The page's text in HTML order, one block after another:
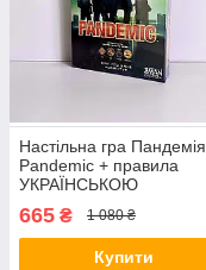
Настільна гра Пандемія
Pandemic + правила
УКРАЇНСЬКОЮ
665 ₴ 1 080 ₴
Купити